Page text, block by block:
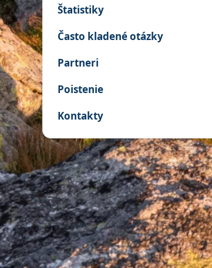
Štatistiky
Často kladené otázky
Partneri
Poistenie
Kontakty